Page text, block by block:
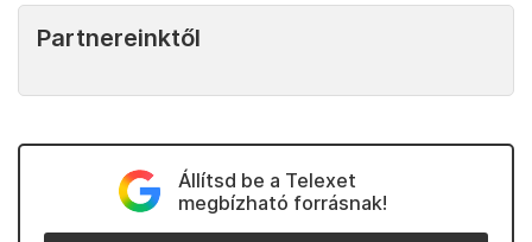
Partnereinktől
Állítsd be a Telexet
megbízható forrásnak!